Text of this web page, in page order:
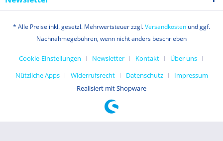
* Alle Preise inkl. gesetzl. Mehrwertsteuer zzgl.Versandkosten und ggf.
Nachnahmegebühren, wenn nicht anders beschrieben
Cookie-Einstellungen Newsletter Kontakt
Über uns
Nützliche Apps
Widerrufsrecht Datenschutz
Impressum
Realisiert mit Shopware